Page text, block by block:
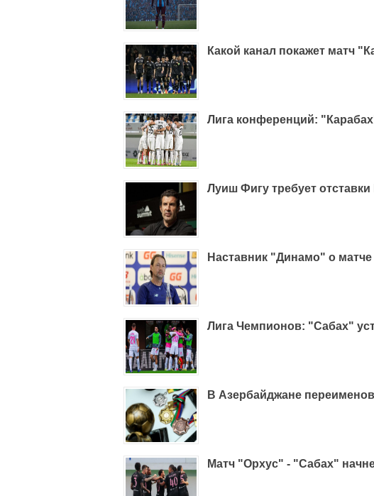
Какой канал покажет матч
Лига конференций:
Луиш Фигу требует
Наставник "Динамо" о
Лига Чемпионов: "Сабах"
В Азербайджане
Матч "Орхус" - "Сабах"